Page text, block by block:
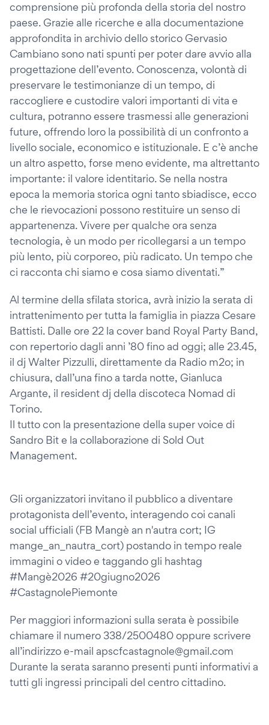
comprensione più profonda della storia del nostro
paese. Grazie alle ricerche e alla documentazione
approfondita in archivio dello storico Gervasio
Cambiano sono nati spunti per poter dare avvio alla
progettazione dell’evento. Conoscenza, volontà di
preservare le testimonianze di un tempo, di
raccogliere e custodire valori importanti di vita e
cultura, potranno essere trasmessi alle generazioni
future, offrendo loro la possibilità di un confronto a
livello sociale, economico e istituzionale. E c’è anche
un altro aspetto, forse meno evidente, ma altrettanto
importante: il valore identitario. Se nella nostra
epoca la memoria storica ogni tanto sbiadisce, ecco
che le rievocazioni possono restituire un senso di
appartenenza. Vivere per qualche ora senza
tecnologia, è un modo per ricollegarsi a un tempo
più lento, più corporeo, più radicato. Un tempo che
ci racconta chi siamo e cosa siamo diventati.”
Al termine della sfilata storica, avrà inizio la serata di
intrattenimento per tutta la famiglia in piazza Cesare
Battisti. Dalle ore 22 la cover band Royal Party Band,
con repertorio dagli anni ’80 fino ad oggi; alle 23.45,
il dj Walter Pizzulli, direttamente da Radio m2o; in
chiusura, dall’una fino a tarda notte, Gianluca
Argante, il resident dj della discoteca Nomad di
Torino.
Il tutto con la presentazione della super voice di
Sandro Bit e la collaborazione di Sold Out
Management.
Gli organizzatori invitano il pubblico a diventare
protagonista dell’evento, interagendo coi canali
social ufficiali (FB Mangè an n'autra cort; IG
mange_an_nautra_cort) postando in tempo reale
immagini o video e taggando gli hashtag
#Mangè2026 #20giugno2026
#CastagnolePiemonte
Per maggiori informazioni sulla serata è possibile
chiamare il numero 338/2500480 oppure scrivere
all’indirizzo e-mail apscfcastagnole@gmail.com
Durante la serata saranno presenti punti informativi a
tutti gli ingressi principali del centro cittadino.